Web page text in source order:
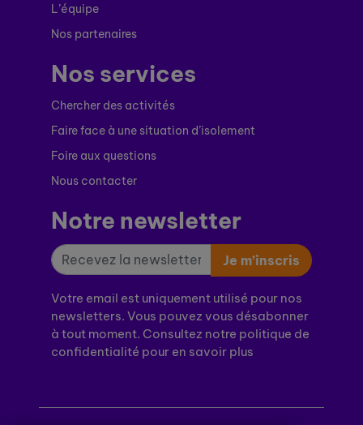
L’équipe
Nos partenaires
Nos services
Chercher des activités
Faire face à une situation d’isolement
Foire aux questions
Nous contacter
Notre newsletter
Je m’inscris
Votre email est uniquement utilisé pour nos
newsletters. Vous pouvez vous désabonner
à tout moment. Consultez notre politique de
confidentialité pour en savoir plus